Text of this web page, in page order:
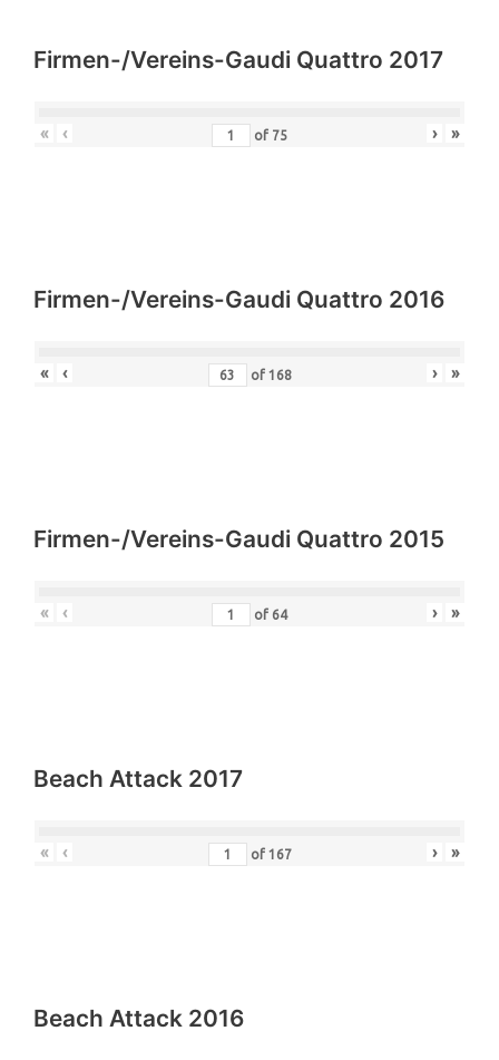
Firmen-/Vereins-Gaudi Quattro 2017
« ‹ of 75 › »
Firmen-/Vereins-Gaudi Quattro 2016
« ‹ of 168 › »
Firmen-/Vereins-Gaudi Quattro 2015
« ‹ of 64 › »
Beach Attack 2017
« ‹ of 167 › »
Beach Attack 2016